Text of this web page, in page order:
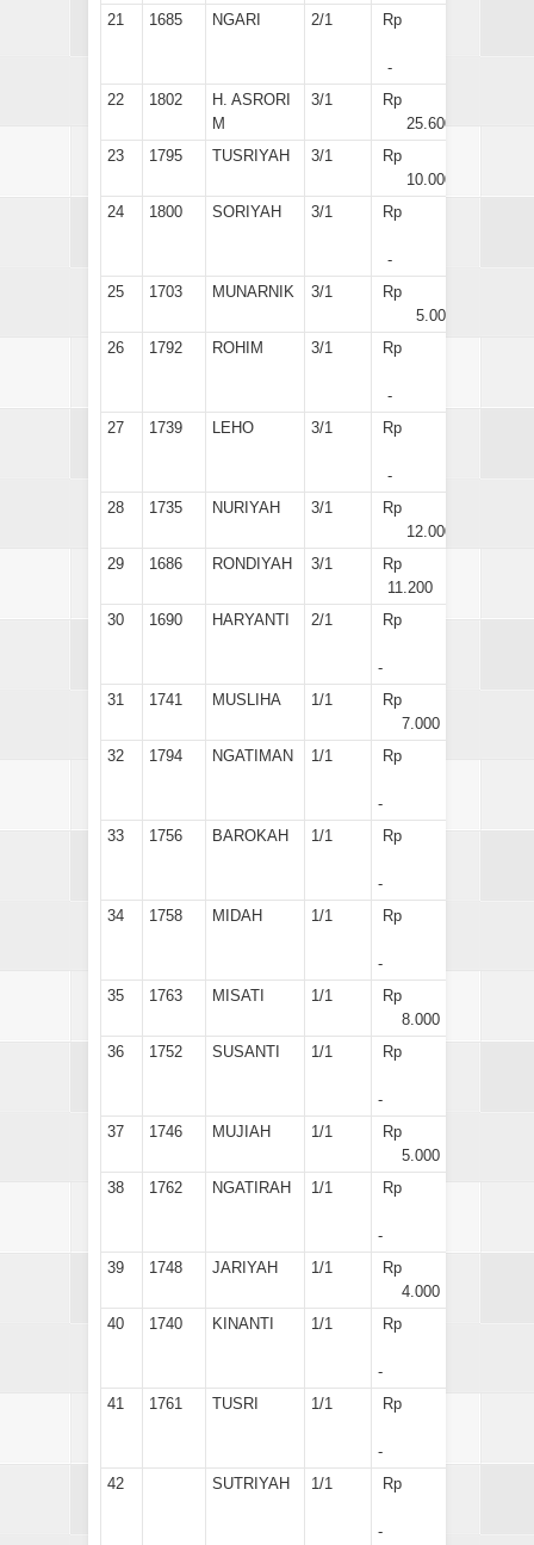
21
1685 NGARI 2/1 Rp
-
22
1802
H. ASRORI
M
3/1
Rp
25.600
23
1795 TUSRIYAH 3/1
Rp
10.000
24
1800 SORIYAH 3/1 Rp
-
25
1703 MUNARNIK 3/1
Rp
5.000
26
1792 ROHIM 3/1 Rp
-
27
1739 LEHO 3/1 Rp
-
28
1735 NURIYAH 3/1
Rp
12.000
29
1686 RONDIYAH 3/1
Rp
11.200
30
1690 HARYANTI 2/1 Rp
-
31
1741 MUSLIHA 1/1
Rp
7.000
32
1794 NGATIMAN 1/1 Rp
-
33
1756 BAROKAH 1/1 Rp
-
34
1758 MIDAH 1/1 Rp
-
35
1763 MISATI 1/1
Rp
8.000
36
1752 SUSANTI 1/1 Rp
-
37
1746 MUJIAH 1/1
Rp
5.000
38
1762 NGATIRAH 1/1 Rp
-
39
1748 JARIYAH 1/1
Rp
4.000
40
1740 KINANTI 1/1 Rp
-
41
1761 TUSRI 1/1 Rp
-
42
SUTRIYAH 1/1 Rp
-